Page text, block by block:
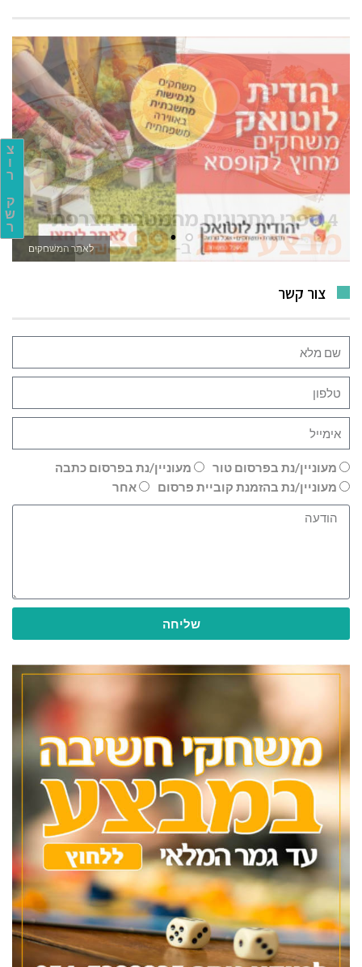
צ
ו
ר
ק
ש
ר
לאתר המשחקים
צור קשר
מעוניין/נת בפרסום טור
מעוניין/נת בפרסום כתבה
מעוניין/נת בהזמנת קוביית פרסום
אחר
שליחה